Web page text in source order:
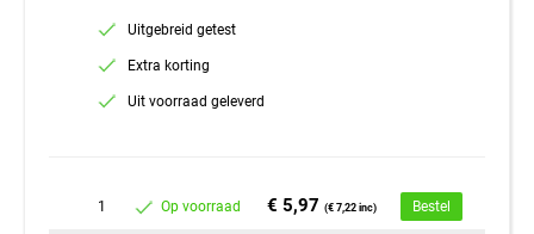
Uitgebreid getest
Extra korting
Uit voorraad geleverd
1 Op voorraad € 5,97(€ 7,22 inc) Bestel